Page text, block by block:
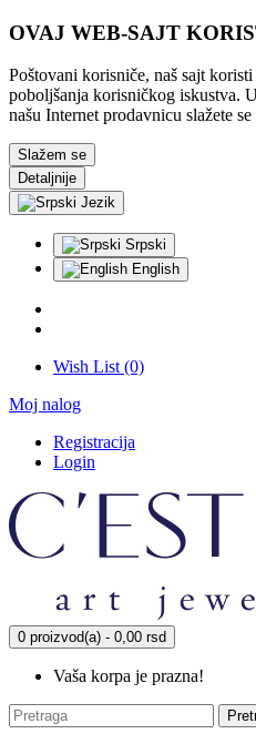
OVAJ WEB-SAJT
Poštovani korisniče, naš sajt
poboljšanja korisničkog iskustva.
našu Internet prodavnicu slažete
Slažem se
Detaljnije
Jezik
Srpski
English
Wish List (0)
Moj nalog
Registracija
Login
0 proizvod(a) - 0,00 rsd
Vaša korpa je prazna!